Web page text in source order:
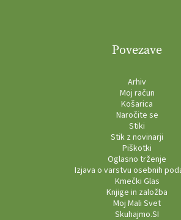
Povezave
Arhiv
Moj račun
Košarica
Naročite se
Stiki
Stik z novinarji
Piškotki
Oglasno trženje
Izjava o varstvu osebnih
Kmečki Glas
Knjige in založba
Moj Mali Svet
Skuhajmo.SI